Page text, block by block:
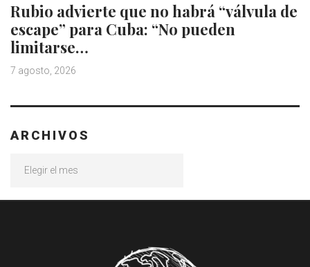
Rubio advierte que no habrá “válvula de
escape” para Cuba: “No pueden
limitarse…
7 agosto, 2026
ARCHIVOS